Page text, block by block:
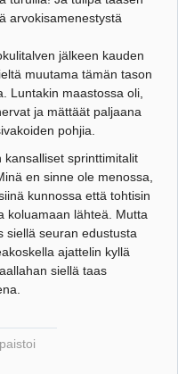
arvokisamenestystä
jälkeen kauden
muutama tämän tason
Luntakin maastossa oli,
ja mättäät paljaana
pohjia.
kansalliset sprinttimitalit
en sinne ole menossa,
kunnossa että tohtisin
koluamaan lähteä. Mutta
siellä seuran edustusta
ajattelin kyllä
siellä taas